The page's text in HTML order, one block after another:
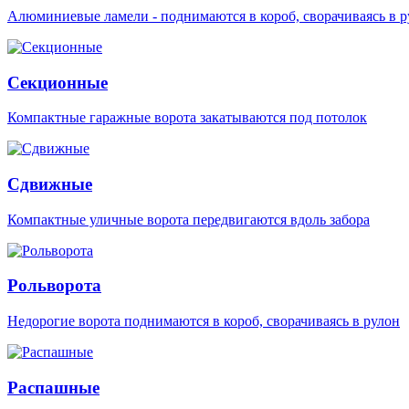
Алюминиевые ламели - поднимаются в короб, сворачиваясь в
Секционные
Компактные гаражные ворота закатываются под потолок
Сдвижные
Компактные уличные ворота передвигаются вдоль забора
Рольворота
Недорогие ворота поднимаются в короб, сворачиваясь в рулон
Распашные